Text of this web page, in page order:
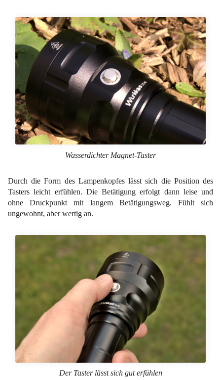
Wasserdichter Magnet-Taster
Durch die Form des Lampenkopfes lässt sich die Position des
Tasters leicht erfühlen. Die Betätigung erfolgt dann leise und
ohne Druckpunkt mit langem Betätigungsweg. Fühlt sich
ungewohnt, aber wertig an.
Der Taster lässt sich gut erfühlen